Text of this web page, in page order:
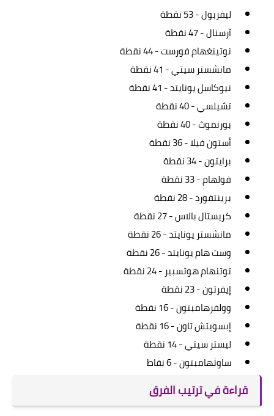
ليفربول - 53 نقطة
آرسنال - 47 نقطة
نوتينغهام فورست - 44 نقطة
مانشستر سيتي - 41 نقطة
نيوكاسل يونايتد - 41 نقطة
تشيلسي - 40 نقطة
بورنموث - 40 نقطة
أستون فيلا - 36 نقطة
برايتون - 34 نقطة
فولهام - 33 نقطة
برينتفورد - 28 نقطة
كريستال بالاس - 27 نقطة
مانشستر يونايتد - 26 نقطة
وست هام يونايتد - 26 نقطة
توتنهام هوتسبير - 24 نقطة
إيفرتون - 23 نقطة
وولفرهامبتون - 16 نقطة
إبسويتش تاون - 16 نقطة
ليستر سيتي - 14 نقطة
ساوثهامبتون - 6 نقاط
قراءة في ترتيب الفرق